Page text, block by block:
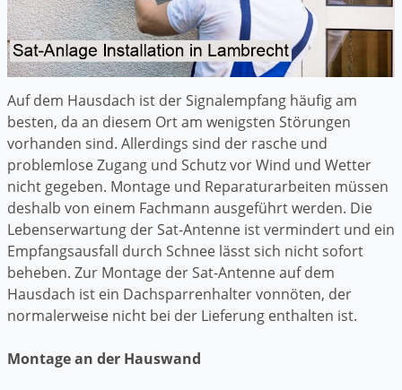
Auf dem Hausdach ist der Signalempfang häufig am
besten, da an diesem Ort am wenigsten Störungen
vorhanden sind. Allerdings sind der rasche und
problemlose Zugang und Schutz vor Wind und Wetter
nicht gegeben. Montage und Reparaturarbeiten müssen
deshalb von einem Fachmann ausgeführt werden. Die
Lebenserwartung der Sat-Antenne ist vermindert und ein
Empfangsausfall durch Schnee lässt sich nicht sofort
beheben. Zur Montage der Sat-Antenne auf dem
Hausdach ist ein Dachsparrenhalter vonnöten, der
normalerweise nicht bei der Lieferung enthalten ist.
Montage an der Hauswand